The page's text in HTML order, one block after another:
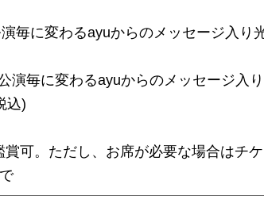
毎に変わるayuからのメッセージ入り
演毎に変わるayuからのメッセージ入
込)
可。ただし、お席が必要な場合はチケ